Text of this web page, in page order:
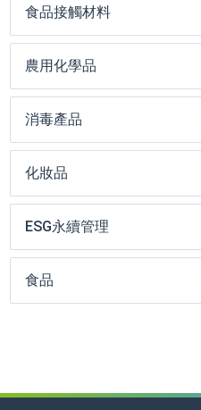
食品接觸材料
農用化學品
消毒產品
化妝品
ESG永續管理
食品